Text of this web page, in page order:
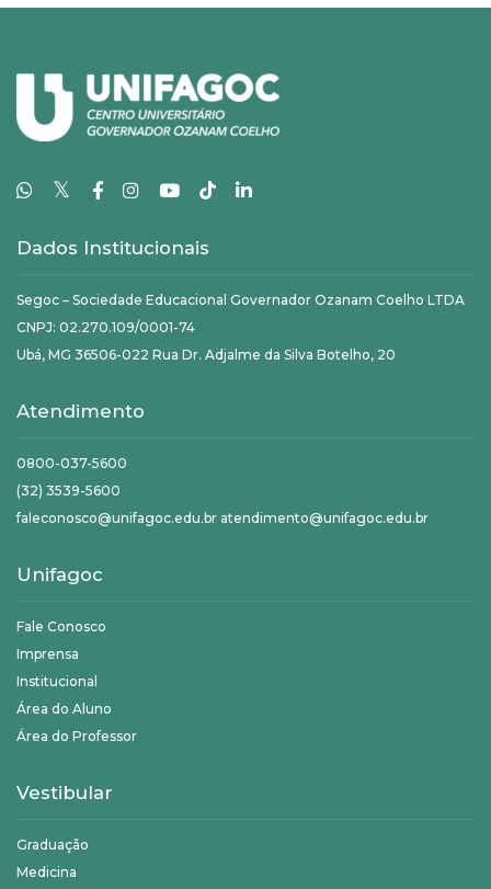
𝕏
Dados Institucionais
Segoc – Sociedade Educacional Governador Ozanam Coelho LTDA
CNPJ: 02.270.109/0001-74
Ubá, MG 36506-022 Rua Dr. Adjalme da Silva Botelho, 20
Atendimento
0800-037-5600
(32) 3539-5600
faleconosco@unifagoc.edu.br atendimento@unifagoc.edu.br
Unifagoc
Fale Conosco
Imprensa
Institucional
Área do Aluno
Área do Professor
Vestibular
Graduação
Medicina